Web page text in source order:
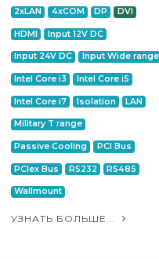
2xLAN 4xCOM DP DVI
HDMI Input 12V DC
Input 24V DC Input Wide range
Intel Core i3 Intel Core i5
Intel Core i7 Isolation LAN
Military T range
Passive Cooling PCI Bus
PCIex Bus RS232 RS485
Wallmount
УЗНАТЬ БОЛЬШЕ...